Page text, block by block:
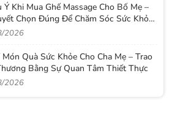
Ý Khi Mua Ghế Massage Cho Bố Mẹ –
Chọn Đúng Để Chăm Sóc Sức Khỏe
2026
Món Quà Sức Khỏe Cho Cha Mẹ – Trao
Bằng Sự Quan Tâm Thiết Thực
2026